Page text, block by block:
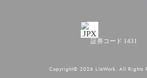
証券コード 1431
Copyright© 2026 LibWork. All Rights